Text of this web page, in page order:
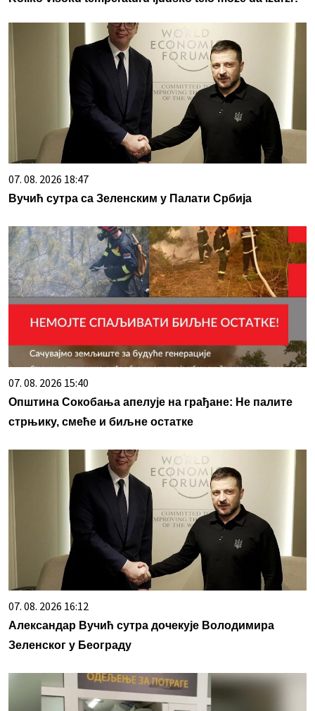
07. 08. 2026 18:47
Вучић сутра са Зеленским у Палати Србија
07. 08. 2026 15:40
Општина Сокобања апелује на грађане: Не палите
стрњику, смеће и биљне остатке
07. 08. 2026 16:12
Александар Вучић сутра дочекује Володимира
Зеленског у Београду